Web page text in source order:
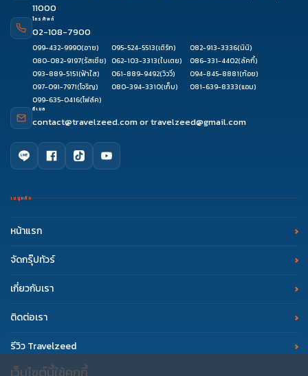
เว็บไซต์นี้ใช้คุกกี้
11000
โทรศัพท์
02-108-7900
099-432-9990(อาย) 095-524-5513(เติร์ก) 082-913-3336(นินิ)
080-082-9197(รัสเซีย) 062-103-3313(ใบเตย) 086-331-4402(ลัคกี้)
093-889-5151(ฟ้าใส) 061-889-9492(วิววี่) 094-845-8881(ก้อย)
097-091-7971(โจริญ) 080-394-3310(เก็บ) 081-639-8333(แอม)
099-635-0416(โฟล์ค)
อีเมล
contact@travelzeed.comortravelzeed@gmail.com
เมนูหลัก
หน้าแรก
จัดกรุ๊ปทัวร์
เกี่ยวกับเรา
ติดต่อเรา
รีวิว Travelzeed